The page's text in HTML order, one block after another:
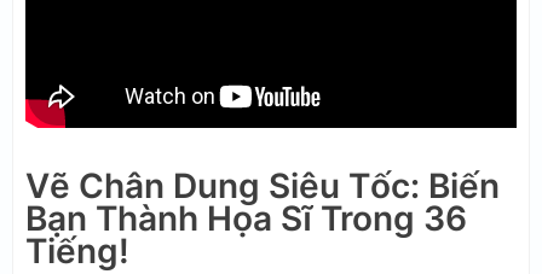
Vẽ Chân Dung Siêu Tốc: Biến
Bạn Thành Họa Sĩ Trong 36
Tiếng!